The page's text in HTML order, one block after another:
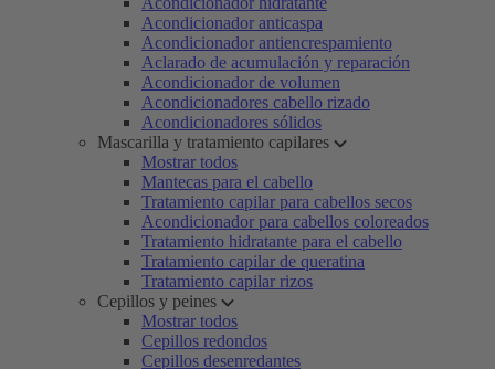
Acondicionador anticaspa
Acondicionador antiencrespamiento
Aclarado de acumulación y reparación
Acondicionador de volumen
Acondicionadores cabello rizado
Acondicionadores sólidos
Mascarilla y tratamiento capilares
Mostrar todos
Mantecas para el cabello
Tratamiento capilar para cabellos secos
Acondicionador para cabellos coloreados
Tratamiento hidratante para el cabello
Tratamiento capilar de queratina
Tratamiento capilar rizos
Cepillos y peines
Mostrar todos
Cepillos redondos
Cepillos desenredantes